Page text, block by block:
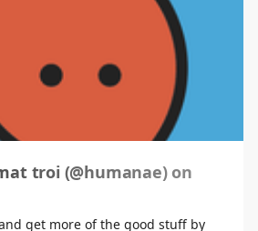
troi (@humanae) on
get more of the good stuff by